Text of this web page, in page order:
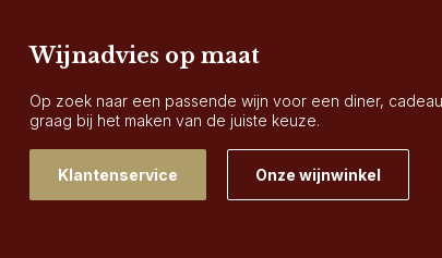
Wijnadvies op maat
Op zoek naar een passende wijn voor een diner,
graag bij het maken van de juiste keuze.
Klantenservice Onze wijnwinkel